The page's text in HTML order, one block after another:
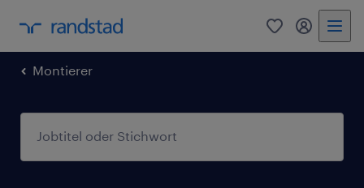
0 Mein
Montierer